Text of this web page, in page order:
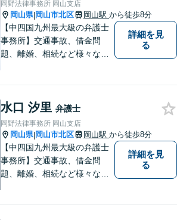
ように全力を尽くします。
岡野法律事務所 岡山支店
岡山県|岡山市北区 岡山駅 から徒歩8分
【中四国九州最大級の弁護士
事務所】交通事故、借金問
題、離婚、相続など様々な問
い！
詳細を見
る
水口 汐里 弁護士
岡野法律事務所 岡山支店
岡山県|岡山市北区 岡山駅 から徒歩8分
【中四国九州最大級の弁護士
事務所】交通事故、借金問
題、離婚、相続など様々な問
詳細を見
る